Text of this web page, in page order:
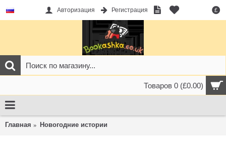
£
Авторизация Регистрация
Товаров 0 (£0.00)
Главная Новогодние истории